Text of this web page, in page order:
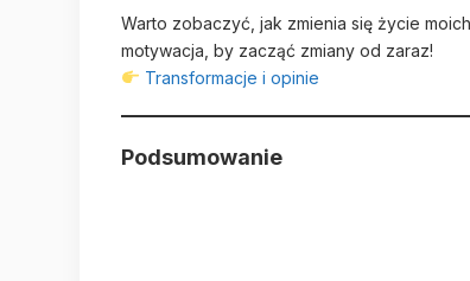
Warto zobaczyć, jak zmienia się życie
motywacja, by zacząć zmiany od zaraz!
Transformacje i opinie
Podsumowanie